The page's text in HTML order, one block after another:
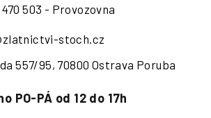
470 503 - Provozovna
stoch.cz
557/95, 70800 Ostrava Poruba
PO-PÁ od 12 do 17h